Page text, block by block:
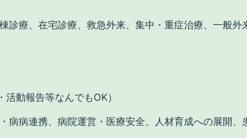
診療、在宅診療、救急外来、集中・重症治療、一般外
活動報告等なんでもOK）
病病連携、病院運営・医療安全、人材育成への展開、